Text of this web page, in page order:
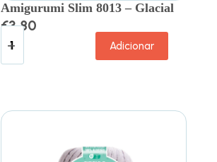
Amigurumi Slim 8013 – Glacial
€3.80
Adicionar